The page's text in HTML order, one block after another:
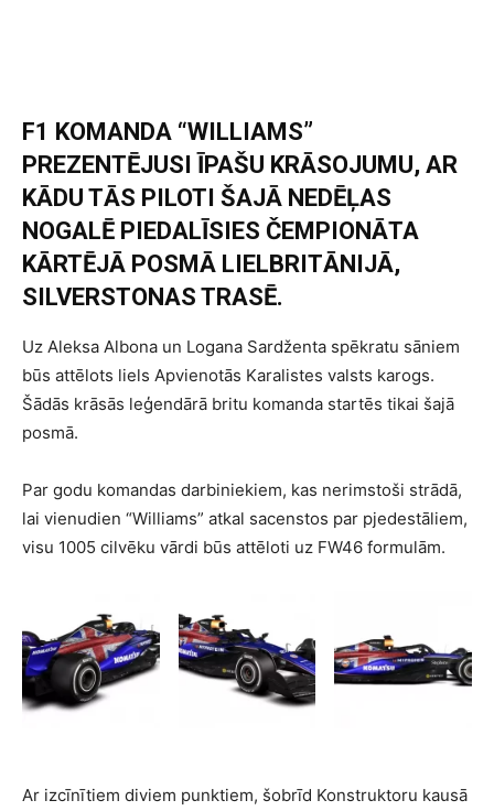
F1 KOMANDA “WILLIAMS”
PREZENTĒJUSI ĪPAŠU KRĀSOJUMU, AR
KĀDU TĀS PILOTI ŠAJĀ NEDĒĻAS
NOGALĒ PIEDALĪSIES ČEMPIONĀTA
KĀRTĒJĀ POSMĀ LIELBRITĀNIJĀ,
SILVERSTONAS TRASĒ.
Uz Aleksa Albona un Logana Sardženta spēkratu sāniem
būs attēlots liels Apvienotās Karalistes valsts karogs.
Šādās krāsās leģendārā britu komanda startēs tikai šajā
posmā.
Par godu komandas darbiniekiem, kas nerimstoši strādā,
lai vienudien “Williams” atkal sacenstos par pjedestāliem,
visu 1005 cilvēku vārdi būs attēloti uz FW46 formulām.
Ar izcīnītiem diviem punktiem, šobrīd Konstruktoru kausā